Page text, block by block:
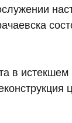
в истекшем